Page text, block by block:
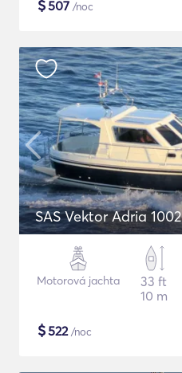
$507 /noc
SAS Vektor Adria 1002
Motorová jachta
33 ft
10 m
$522/noc